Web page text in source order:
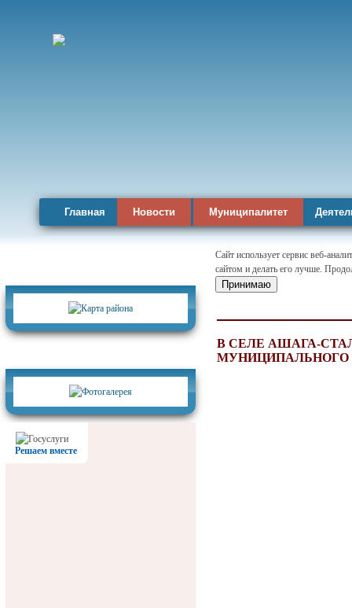
Главная Новости Муниципалитет
Решаем вместе
Сайт использует сервис веб-
сайтом и делать его лучше.
Принимаю
В СЕЛЕ АШАГА-
МУНИЦИПАЛЬНОГО